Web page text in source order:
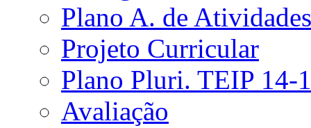
Plano A. de Atividades
Projeto Curricular
Plano Pluri. TEIP 14-
Avaliação